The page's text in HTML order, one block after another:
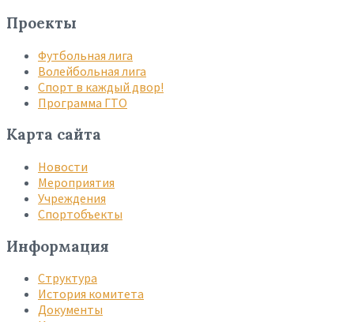
Проекты
Футбольная лига
Волейбольная лига
Спорт в каждый двор!
Программа ГТО
Карта сайта
Новости
Мероприятия
Учреждения
Спортобъекты
Информация
Структура
История комитета
Документы